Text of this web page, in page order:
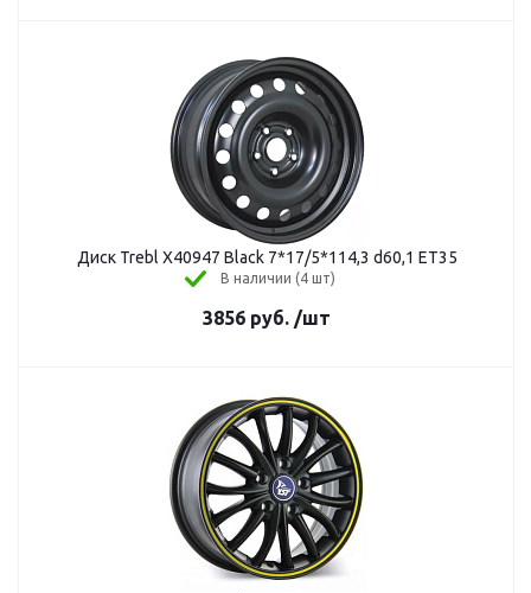
Диск Trebl X40947 Black 7*17/5*114,3 d60,1 ЕТ35
В наличии (4 шт)
3856 руб. /шт